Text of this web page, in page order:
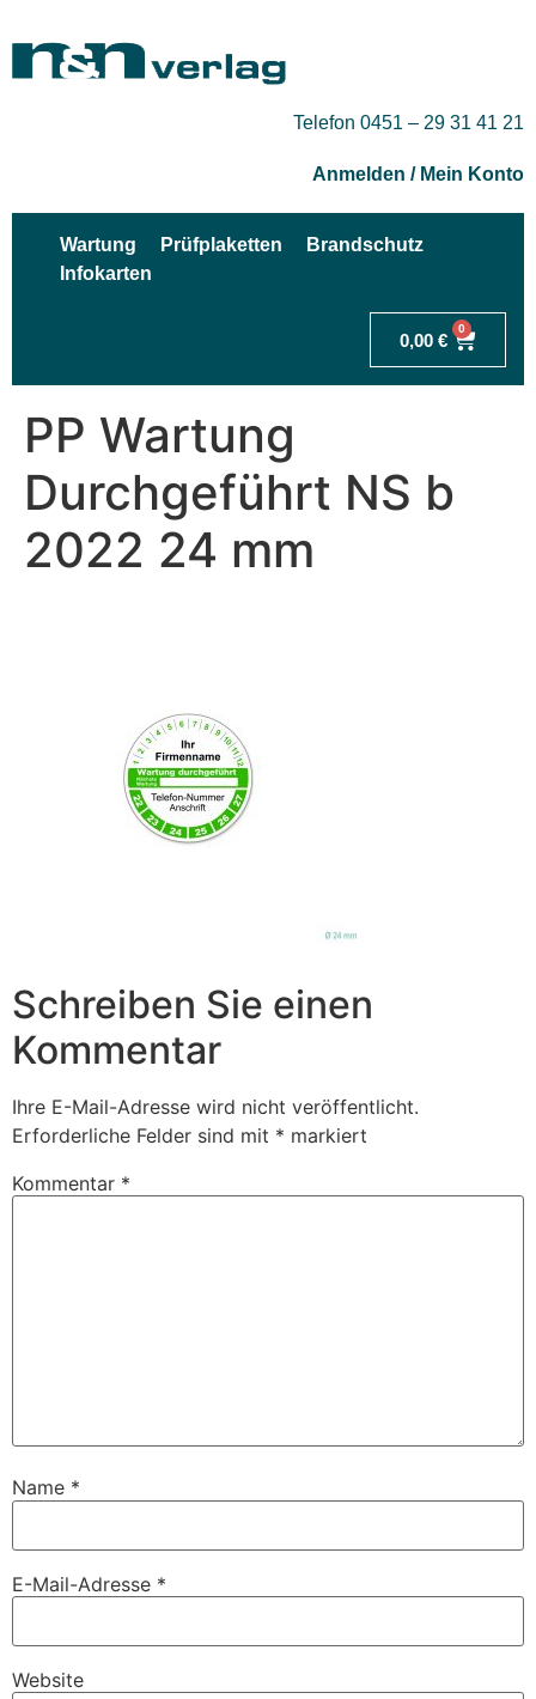
Telefon 0451 – 29 31 41 21
Anmelden / Mein Konto
Wartung Prüfplaketten
Brandschutz
Infokarten
0,00 €
0
PP Wartung
Durchgeführt NS b
2022 24 mm
Schreiben Sie einen
Kommentar
Ihre E-Mail-Adresse wird nicht veröffentlicht.
Erforderliche Felder sind mit * markiert
Kommentar *
Name *
E-Mail-Adresse *
Website